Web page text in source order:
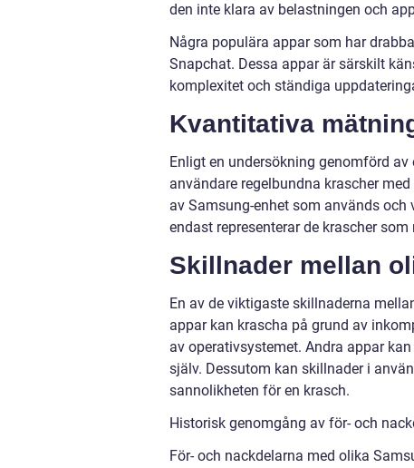
den inte klara av belastningen och
Några populära appar som har
Snapchat. Dessa appar är särskilt
komplexitet och ständiga
Kvantitativa
Enligt en undersökning genomförd
användare regelbundna krascher
av Samsung-enhet som används
endast representerar de krascher
Skillnader mellan
En av de viktigaste skillnaderna
appar kan krascha på grund av
av operativsystemet. Andra appar
själv. Dessutom kan skillnader i
sannolikheten för en krasch.
Historisk genomgång av för- och
För- och nackdelarna med olika